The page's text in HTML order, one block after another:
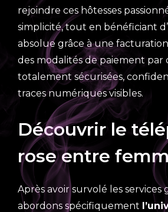
rejoindre ces hôtesses
simplicité, tout en bénéficiant
absolue grâce à une
des modalités de paiement par
totalement sécurisées,
traces numériques visibles.
Découvrir le
rose entre
Après avoir survolé les services
abordons spécifiquement